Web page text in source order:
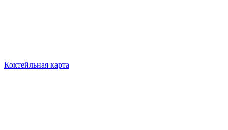
Коктейльная карта